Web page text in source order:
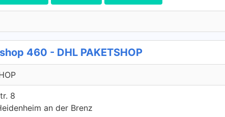
460 - DHL PAKETSHOP
8
an der Brenz